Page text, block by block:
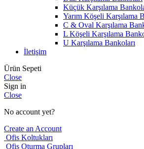
Küçük Karşılama
Yarım Köşeli Karşılama
C & Oval Karşılama
L Köşeli Karşılama
U Karşılama Bankoları
İletişim
Ürün Sepeti
Close
Sign in
Close
No account yet?
Create an Account
Ofis Koltukları
Ofis Oturma Grupları